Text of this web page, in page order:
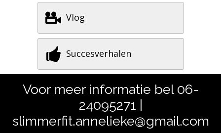
Vlog
Succesverhalen
Voor meer informatie bel 06-
24095271 |
slimmerfit.annelieke@gmail.com